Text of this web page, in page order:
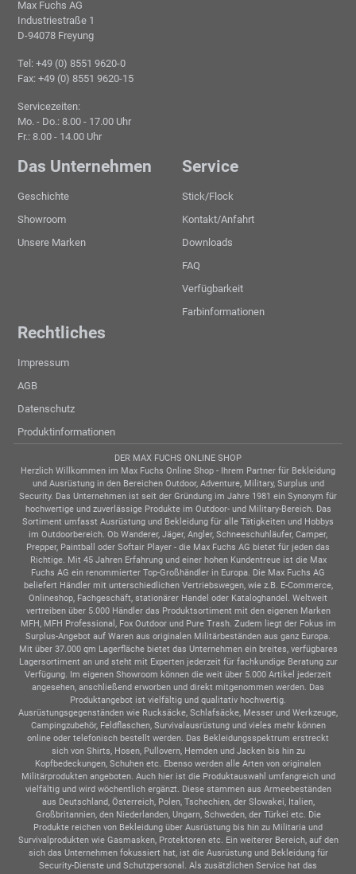
Max Fuchs AG
Industriestraße 1
D-94078 Freyung
Tel: +49 (0) 8551 9620-0
Fax: +49 (0) 8551 9620-15
Servicezeiten:
Mo. - Do.: 8.00 - 17.00 Uhr
Fr.: 8.00 - 14.00 Uhr
Das Unternehmen
Geschichte
Showroom
Unsere Marken
Service
Stick/Flock
Kontakt/Anfahrt
Downloads
FAQ
Verfügbarkeit
Farbinformationen
Rechtliches
Impressum
AGB
Datenschutz
Produktinformationen
DER MAX FUCHS ONLINE SHOP
Herzlich Willkommen im Max Fuchs Online Shop - Ihrem Partner für Bekleidung
und Ausrüstung in den Bereichen Outdoor, Adventure, Military, Surplus und
Security. Das Unternehmen ist seit der Gründung im Jahre 1981 ein Synonym für
hochwertige und zuverlässige Produkte im Outdoor- und Military-Bereich. Das
Sortiment umfasst Ausrüstung und Bekleidung für alle Tätigkeiten und Hobbys
im Outdoorbereich. Ob Wanderer, Jäger, Angler, Schneeschuhläufer, Camper,
Prepper, Paintball oder Softair Player - die Max Fuchs AG bietet für jeden das
Richtige. Mit 45 Jahren Erfahrung und einer hohen Kundentreue ist die Max
Fuchs AG ein renommierter Top-Großhändler in Europa. Die Max Fuchs AG
beliefert Händler mit unterschiedlichen Vertriebswegen, wie z.B. E-Commerce,
Onlineshop, Fachgeschäft, stationärer Handel oder Kataloghandel. Weltweit
vertreiben über 5.000 Händler das Produktsortiment mit den eigenen Marken
MFH, MFH Professional, Fox Outdoor und Pure Trash. Zudem liegt der Fokus im
Surplus-Angebot auf Waren aus originalen Militärbeständen aus ganz Europa.
Mit über 37.000 qm Lagerfläche bietet das Unternehmen ein breites, verfügbares
Lagersortiment an und steht mit Experten jederzeit für fachkundige Beratung zur
Verfügung. Im eigenen Showroom können die weit über 5.000 Artikel jederzeit
angesehen, anschließend erworben und direkt mitgenommen werden. Das
Produktangebot ist vielfältig und qualitativ hochwertig.
Ausrüstungsgegenständen wie Rucksäcke, Schlafsäcke, Messer und Werkzeuge,
Campingzubehör, Feldflaschen, Survivalausrüstung und vieles mehr können
online oder telefonisch bestellt werden. Das Bekleidungsspektrum erstreckt
sich von Shirts, Hosen, Pullovern, Hemden und Jacken bis hin zu
Kopfbedeckungen, Schuhen etc. Ebenso werden alle Arten von originalen
Militärprodukten angeboten. Auch hier ist die Produktauswahl umfangreich und
vielfältig und wird wöchentlich ergänzt. Diese stammen aus Armeebeständen
aus Deutschland, Österreich, Polen, Tschechien, der Slowakei, Italien,
Großbritannien, den Niederlanden, Ungarn, Schweden, der Türkei etc. Die
Produkte reichen von Bekleidung über Ausrüstung bis hin zu Militaria und
Survivalprodukten wie Gasmasken, Protektoren etc. Ein weiterer Bereich, auf den
sich das Unternehmen fokussiert hat, ist die Ausrüstung und Bekleidung für
Security-Dienste und Schutzpersonal. Als zusätzlichen Service hat das